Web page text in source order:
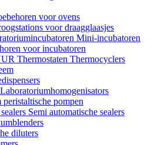
voor ovens
voor draagglaasjes
Mini-incubatoren
voor incubatoren
Thermostaten Thermocyclers
Laboratoriumhomogenisators
pompen
Semi automatische sealers
diluters